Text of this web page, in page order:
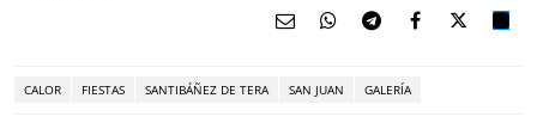
CALOR FIESTAS SANTIBÁÑEZ DE TERA SAN JUAN GALERÍA